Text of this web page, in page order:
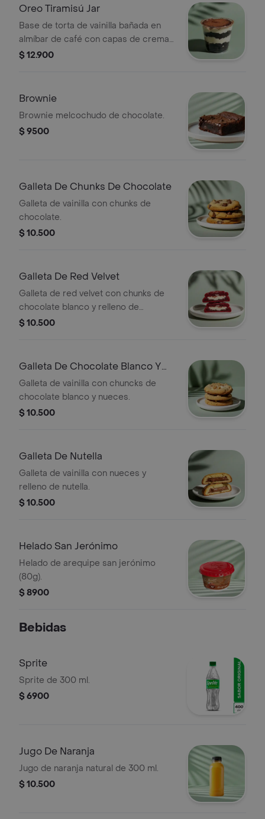
Oreo Tiramisú Jar
Base de torta de vainilla bañada en
almíbar de café con capas de crema
y oreo triturada.
$ 12.900
Brownie
Brownie melcochudo de chocolate.
$ 9500
Galleta De Chunks De Chocolate
Galleta de vainilla con chunks de
chocolate.
$ 10.500
Galleta De Red Velvet
Galleta de red velvet con chunks de
chocolate blanco y relleno de
cheesecake.
$ 10.500
Galleta De Chocolate Blanco Y
Nueces
Galleta de vainilla con chuncks de
chocolate blanco y nueces.
$ 10.500
Galleta De Nutella
Galleta de vainilla con nueces y
relleno de nutella.
$ 10.500
Helado San Jerónimo
Helado de arequipe san jerónimo
(80g).
$ 8900
Bebidas
Sprite
Sprite de 300 ml.
$ 6900
Jugo De Naranja
Jugo de naranja natural de 300 ml.
$ 10.500